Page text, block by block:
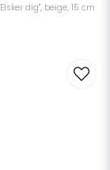
dig", beige, 15 cm